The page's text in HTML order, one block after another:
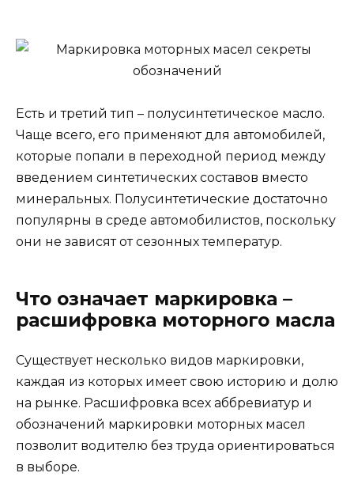
Есть и третий тип – полусинтетическое масло.
Чаще всего, его применяют для автомобилей,
которые попали в переходной период между
введением синтетических составов вместо
минеральных. Полусинтетические достаточно
популярны в среде автомобилистов, поскольку
они не зависят от сезонных температур.
Что означает маркировка –
расшифровка моторного масла
Существует несколько видов маркировки,
каждая из которых имеет свою историю и долю
на рынке. Расшифровка всех аббревиатур и
обозначений маркировки моторных масел
позволит водителю без труда ориентироваться
в выборе.